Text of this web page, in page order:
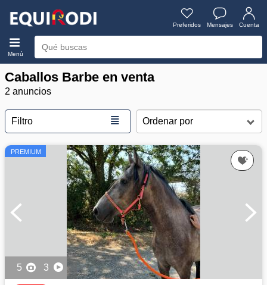
Preferidos Mensajes Cuenta
Menú
Caballos Barbe en venta
2 anuncios
Filtro ≣
PREMIUM
5 3